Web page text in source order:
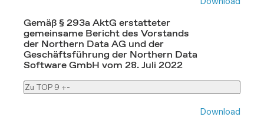
Gemäß § 293a AktG erstatteter
gemeinsame Bericht des Vorstands
der Northern Data AG und der
Geschäftsführung der Northern Data
Software GmbH vom 28. Juli 2022
Zu TOP 9 +-
Download